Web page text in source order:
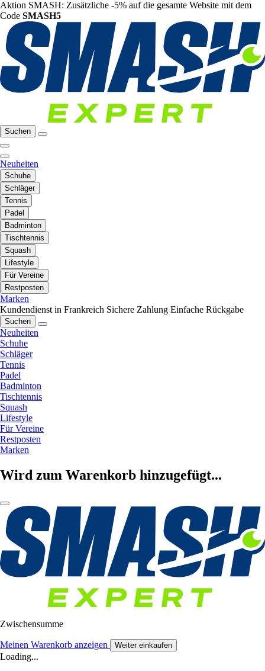
Aktion SMASH: Zusätzliche -5% auf die gesamte Website mit dem
Code SMASH5
Suchen
Neuheiten
Schuhe
Schläger
Tennis
Padel
Badminton
Tischtennis
Squash
Lifestyle
Für Vereine
Restposten
Marken
Kundendienst in Frankreich Sichere Zahlung Einfache Rückgabe
Suchen
Neuheiten
Schuhe
Schläger
Tennis
Padel
Badminton
Tischtennis
Squash
Lifestyle
Für Vereine
Restposten
Marken
Wird zum Warenkorb hinzugefügt...
Zwischensumme
Meinen Warenkorb anzeigen Weiter einkaufen
Loading...